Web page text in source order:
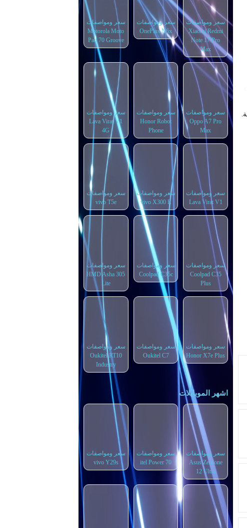
سعر ومواصفات
Xiaomi Redmi
Note 17 Pro
Max
سعر ومواصفات
OnePlus N6x
سعر ومواصفات
Motorola Moto
Pad 70 Groove
سعر ومواصفات
Oppo A7 Pro
Max
سعر ومواصفات
Honor Robot
Phone
سعر ومواصفات
Lava Virat V1
4G
سعر ومواصفات
Lava Virat V1
سعر ومواصفات
vivo X300 E
سعر ومواصفات
vivo T5e
سعر ومواصفات
Coolpad C35
Plus
سعر ومواصفات
Coolpad C35c
سعر ومواصفات
HMD Asha 305
Lite
سعر ومواصفات
Honor X7e Plus
سعر ومواصفات
Oukitel C7
سعر ومواصفات
Oukitel RT10
Industry
اشهر الموبايلات
سعر ومواصفات
Asus Zenfone
12 Ultra
سعر ومواصفات
itel Power 70
سعر ومواصفات
vivo Y29s